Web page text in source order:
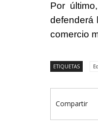
Por
defenderá
comercio
ETIQUETAS
Compartir